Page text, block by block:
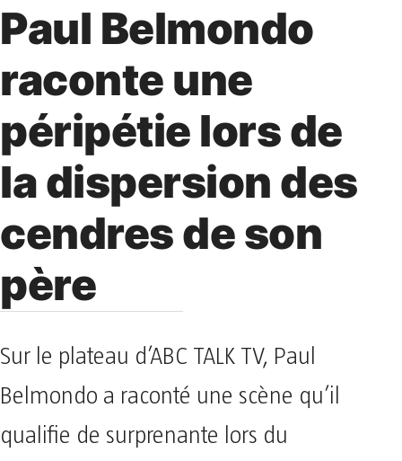
Paul Belmondo
raconte une
péripétie lors de
la dispersion des
cendres de son
père
Sur le plateau d’ABC TALK TV, Paul
Belmondo a raconté une scène qu’il
qualifie de surprenante lors du